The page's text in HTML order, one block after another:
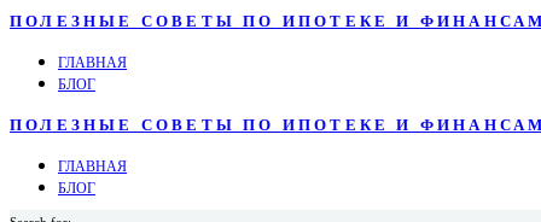
ПОЛЕЗНЫЕ СОВЕТЫ ПО ИПОТЕКЕ И
ГЛАВНАЯ
БЛОГ
ПОЛЕЗНЫЕ СОВЕТЫ ПО ИПОТЕКЕ И
ГЛАВНАЯ
БЛОГ